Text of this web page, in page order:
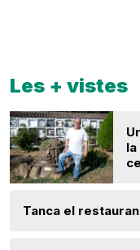
Les + vistes
Tanca el